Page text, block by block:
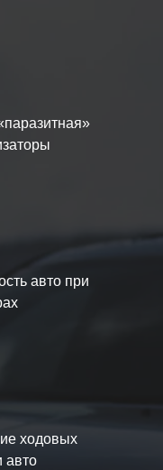
авто при
ходовых
авто